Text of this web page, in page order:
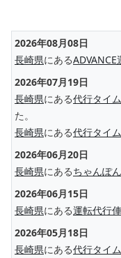
2026年08月08日
長崎県にある
2026年07月19日
長崎県にある代行タイ
た。
長崎県にある代行タイ
2026年06月20日
長崎県にあるちゃんぽ
2026年06月15日
長崎県にある運転代行
2026年05月18日
長崎県にある代行タイ